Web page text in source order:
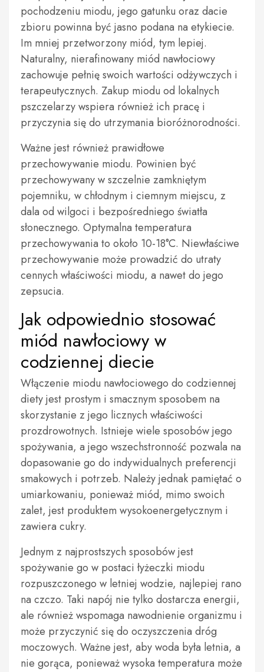
pochodzeniu miodu, jego gatunku oraz dacie
zbioru powinna być jasno podana na etykiecie.
Im mniej przetworzony miód, tym lepiej.
Naturalny, nierafinowany miód nawłociowy
zachowuje pełnię swoich wartości odżywczych i
terapeutycznych. Zakup miodu od lokalnych
pszczelarzy wspiera również ich pracę i
przyczynia się do utrzymania bioróżnorodności.
Ważne jest również prawidłowe
przechowywanie miodu. Powinien być
przechowywany w szczelnie zamkniętym
pojemniku, w chłodnym i ciemnym miejscu, z
dala od wilgoci i bezpośredniego światła
słonecznego. Optymalna temperatura
przechowywania to około 10-18°C. Niewłaściwe
przechowywanie może prowadzić do utraty
cennych właściwości miodu, a nawet do jego
zepsucia.
Jak odpowiednio stosować
miód nawłociowy w
codziennej diecie
Włączenie miodu nawłociowego do codziennej
diety jest prostym i smacznym sposobem na
skorzystanie z jego licznych właściwości
prozdrowotnych. Istnieje wiele sposobów jego
spożywania, a jego wszechstronność pozwala na
dopasowanie go do indywidualnych preferencji
smakowych i potrzeb. Należy jednak pamiętać o
umiarkowaniu, ponieważ miód, mimo swoich
zalet, jest produktem wysokoenergetycznym i
zawiera cukry.
Jednym z najprostszych sposobów jest
spożywanie go w postaci łyżeczki miodu
rozpuszczonego w letniej wodzie, najlepiej rano
na czczo. Taki napój nie tylko dostarcza energii,
ale również wspomaga nawodnienie organizmu i
może przyczynić się do oczyszczenia dróg
moczowych. Ważne jest, aby woda była letnia, a
nie gorąca, ponieważ wysoka temperatura może